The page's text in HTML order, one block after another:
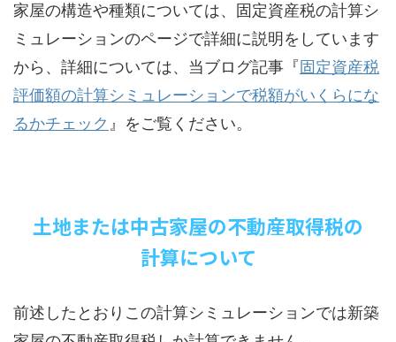
家屋の構造や種類については、固定資産税の計算シ
ミュレーションのページで詳細に説明をしています
から、詳細については、当ブログ記事『固定資産税
評価額の計算シミュレーションで税額がいくらにな
るかチェック 』をご覧ください。
土地または中古家屋の不動産取得税の
計算について
前述したとおりこの計算シミュレーションでは新築